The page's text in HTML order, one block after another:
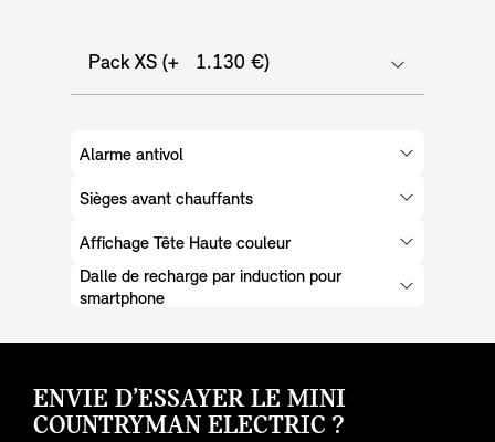
Pack XS (+ 1.130 €)
Alarme antivol
Sièges avant chauffants
Affichage Tête Haute couleur
Dalle de recharge par induction pour
smartphone
ENVIE D’ESSAYER LE MINI
COUNTRYMAN ELECTRIC ?